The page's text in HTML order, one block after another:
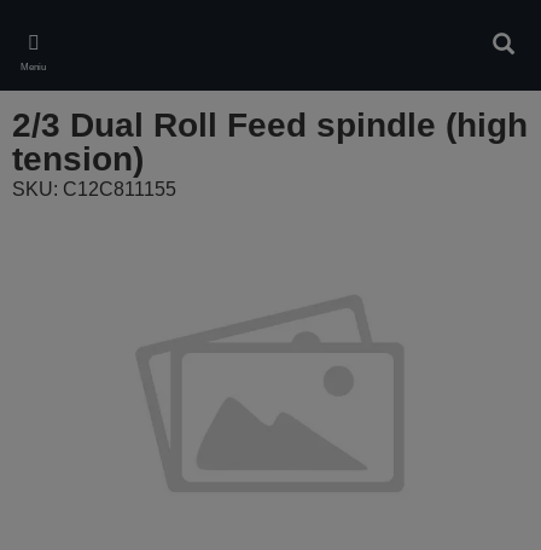
main
content
Meniu
2/3 Dual Roll Feed spindle (high
tension)
SKU: C12C811155